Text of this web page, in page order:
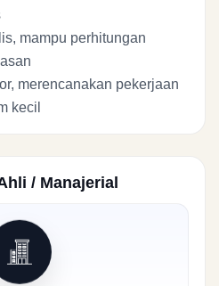
mampu perhitungan
merencanakan pekerjaan
kecil
/ Manajerial